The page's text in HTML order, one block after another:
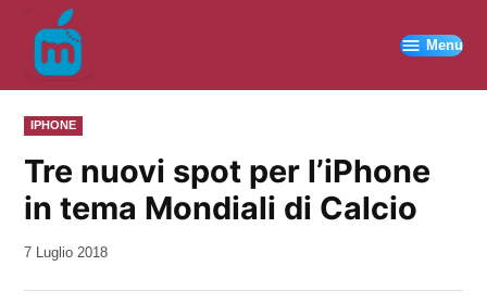
contenuto
Menu
PUBBLICATO
IN
IPHONE
Tre nuovi spot per l’iPhone
in tema Mondiali di Calcio
da
7 Luglio 2018